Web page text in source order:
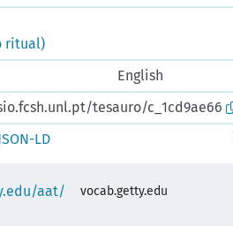
ritual)
English
tesauro/c_1cd9ae66
LD
aat/
vocab.getty.edu